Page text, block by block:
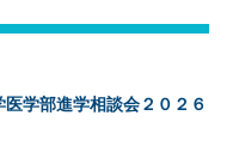
学部進学相談会２０２６